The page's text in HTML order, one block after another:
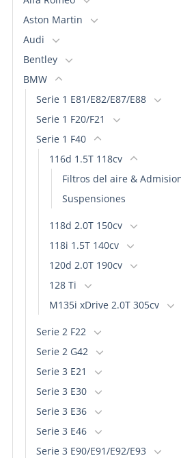
Aston Martin
Audi
Bentley
BMW
Serie 1 E81/E82/E87/E88
Serie 1 F20/F21
Serie 1 F40
116d 1.5T 118cv
Filtros del aire &
Suspensiones
118d 2.0T 150cv
118i 1.5T 140cv
120d 2.0T 190cv
128 Ti
M135i xDrive 2.0T 305cv
Serie 2 F22
Serie 2 G42
Serie 3 E21
Serie 3 E30
Serie 3 E36
Serie 3 E46
Serie 3 E90/E91/E92/E93